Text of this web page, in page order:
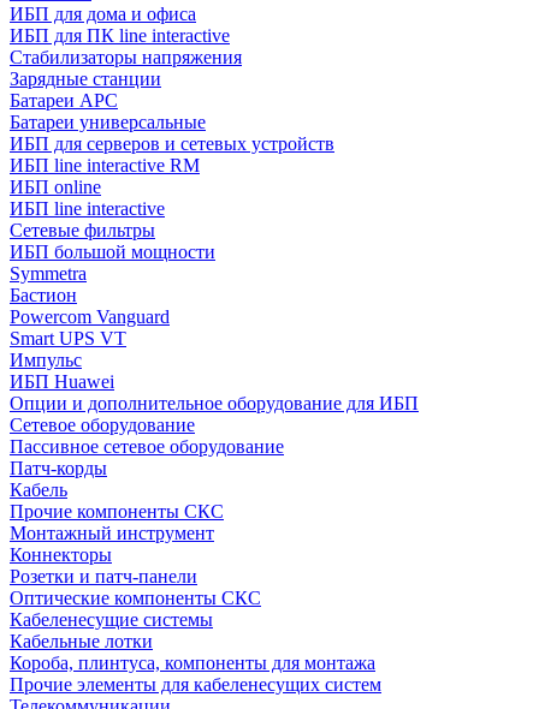
ИБП для дома и офиса
ИБП для ПК linе interactive
Стабилизаторы напряжения
Зарядные станции
Батареи APC
Батареи универсальные
ИБП для серверов и сетевых устройств
ИБП line interactive RM
ИБП online
ИБП linе interactive
Сетевые фильтры
ИБП большой мощности
Symmetra
Бастион
Powercom Vanguard
Smart UPS VT
Импульс
ИБП Huawei
Опции и дополнительное оборудование для ИБП
Сетевое оборудование
Пассивное сетевое оборудование
Патч-корды
Кабель
Прочие компоненты СКС
Монтажный инструмент
Коннекторы
Розетки и патч-панели
Оптические компоненты СКС
Кабеленесущие системы
Кабельные лотки
Короба, плинтуса, компоненты для монтажа
Прочие элементы для кабеленесущих систем